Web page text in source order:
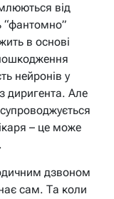
від
“фантомно”
в основі
нейронів у
диригента. Але
– це може
дзвоном
сам. Та коли